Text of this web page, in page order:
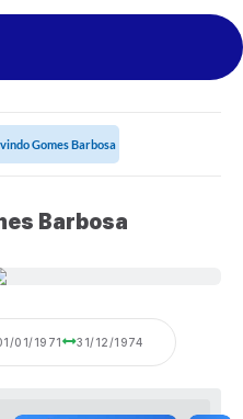
Gomes Barbosa
Barbosa
01/1971 31/12/1974